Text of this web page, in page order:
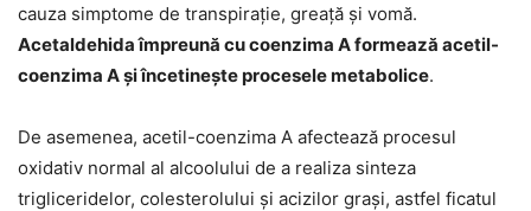
cauza simptome de transpirație, greață și vomă.
Acetaldehida împreună cu coenzima A formează acetil-
coenzima A și încetinește procesele metabolice.
De asemenea, acetil-coenzima A afectează procesul
oxidativ normal al alcoolului de a realiza sinteza
trigliceridelor, colesterolului și acizilor grași, astfel ficatul